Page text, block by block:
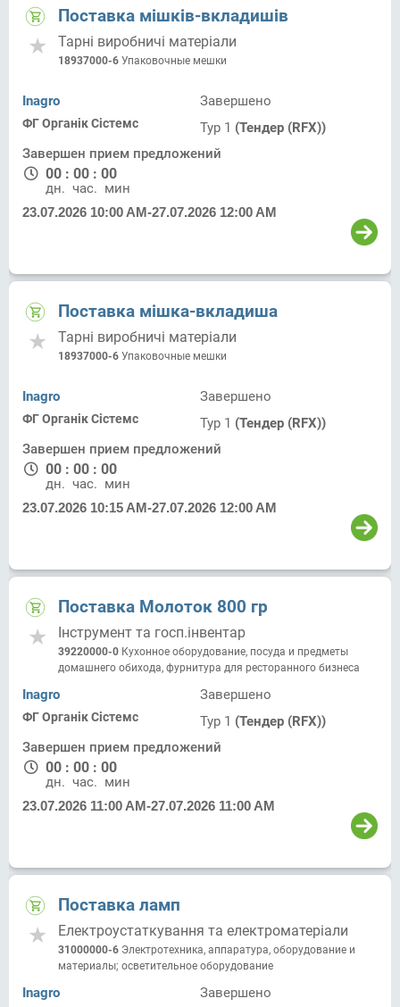
Поставка мішків-вкладишів
Тарні виробничі матеріали
18937000-6 Упаковочные мешки
Inagro
ФГ Органік Сістемс
Завершено
Тур 1 (Тендер (RFX))
Завершен прием предложений
00 : 00 : 00
дн. час. мин.
23.07.2026 10:00 AM-27.07.2026 12:00 AM
Поставка мішка-вкладиша
Тарні виробничі матеріали
18937000-6 Упаковочные мешки
Inagro
ФГ Органік Сістемс
Завершено
Тур 1 (Тендер (RFX))
Завершен прием предложений
00 : 00 : 00
дн. час. мин.
23.07.2026 10:15 AM-27.07.2026 12:00 AM
Поставка Молоток 800 гр
Інструмент та госп.інвентар
39220000-0 Кухонное оборудование, посуда и предметы
домашнего обихода, фурнитура для ресторанного бизнеса
Inagro
ФГ Органік Сістемс
Завершено
Тур 1 (Тендер (RFX))
Завершен прием предложений
00 : 00 : 00
дн. час. мин.
23.07.2026 11:00 AM-27.07.2026 11:00 AM
Поставка ламп
Електроустаткування та електроматеріали
31000000-6 Электротехника, аппаратура, оборудование и
материалы; осветительное оборудование
Inagro
Завершено